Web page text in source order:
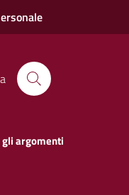
argomenti